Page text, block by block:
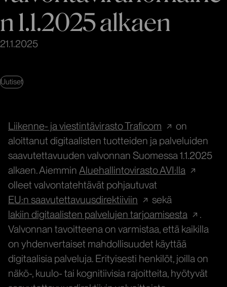
n 1.1.2025 alkaen
21.1.2025
Uutiset
Liikenne- ja viestintävirasto Traficom
on
aloittanut digitaalisten tuotteiden ja palveluiden
saavutettavuuden valvonnan Suomessa 1.1.2025
alkaen. Aiemmin Aluehallintovirasto AVI:lla
olleet valvontatehtävät pohjautuvat
EU:n saavutettavuusdirektiiviin
sekä
lakiin digitaalisten palvelujen tarjoamisesta
.
Valvonnan tavoitteena on varmistaa, että kaikilla
on yhdenvertaiset mahdollisuudet käyttää
digitaalisia palveluja. Erityisesti henkilöt, joilla on
näkö-, kuulo- tai kognitiivisia rajoitteita, hyötyvät